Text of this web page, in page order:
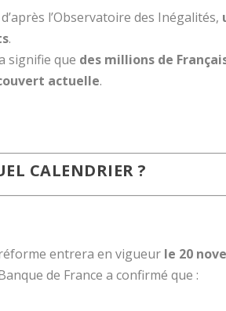
l’Observatoire des Inégalités,
.
signifie que des millions de
actuelle.
CALENDRIER ?
entrera en vigueur le 20
de France a confirmé que :